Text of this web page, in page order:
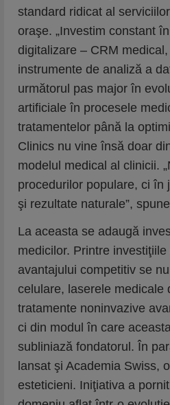
standard ridicat al
oraşe. „Investim constant
digitalizare – CRM
instrumente de analiză a
următorul pas major în
artificiale în procesele
tratamentelor până la
Clinics nu vine însă doar
modelul medical al clinicii.
procedurilor populare, ci în
şi rezultate naturale”,
La aceasta se adaugă
medicilor. Printre
avantajului competitiv se
celulare, laserele medicale
tratamente noninvazive
ci din modul în care
subliniază fondatorul. În
lansat şi Academia Swiss,
esteticieni. Iniţiativa a